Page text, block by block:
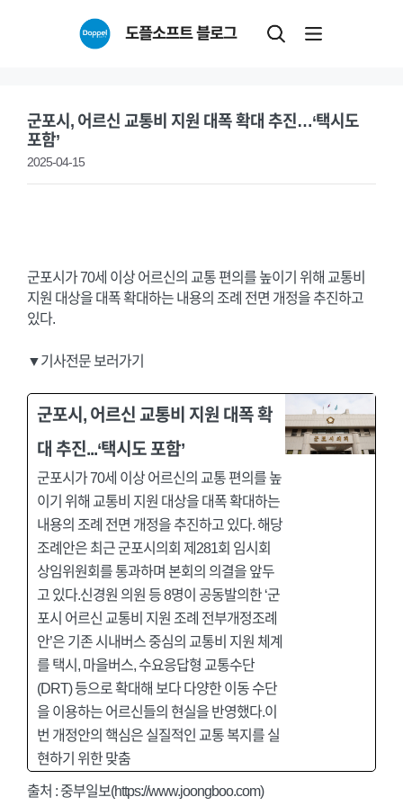
도플소프트 블로그
군포시, 어르신 교통비 지원 대폭 확대 추진…‘택시도
포함’
2025-04-15
군포시가 70세 이상 어르신의 교통 편의를 높이기 위해 교통비
지원 대상을 대폭 확대하는 내용의 조례 전면 개정을 추진하고
있다.
▼기사전문 보러가기
군포시, 어르신 교통비 지원 대폭 확
대 추진...‘택시도 포함’
군포시가 70세 이상 어르신의 교통 편의를 높
이기 위해 교통비 지원 대상을 대폭 확대하는
내용의 조례 전면 개정을 추진하고 있다. 해당
조례안은 최근 군포시의회 제281회 임시회
상임위원회를 통과하며 본회의 의결을 앞두
고 있다.신경원 의원 등 8명이 공동발의한 ‘군
포시 어르신 교통비 지원 조례 전부개정조례
안’은 기존 시내버스 중심의 교통비 지원 체계
를 택시, 마을버스, 수요응답형 교통수단
(DRT) 등으로 확대해 보다 다양한 이동 수단
을 이용하는 어르신들의 현실을 반영했다.이
번 개정안의 핵심은 실질적인 교통 복지를 실
현하기 위한 맞춤
출처 : 중부일보(https://www.joongboo.com)